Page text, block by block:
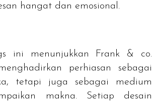
hangat dan emosional.
ini menunjukkan Frank & co.
perhiasan sebagai
tetapi juga sebagai medium
makna. Setiap desain